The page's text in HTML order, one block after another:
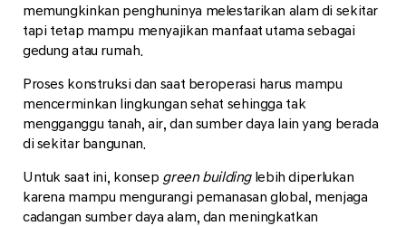
memungkinkan penghuninya melestarikan alam di sekitar
tapi tetap mampu menyajikan manfaat utama sebagai
gedung atau rumah.
Proses konstruksi dan saat beroperasi harus mampu
mencerminkan lingkungan sehat sehingga tak
mengganggu tanah, air, dan sumber daya lain yang berada
di sekitar bangunan.
Untuk saat ini, konsep green buildinglebih diperlukan
karena mampu mengurangi pemanasan global, menjaga
cadangan sumber daya alam, dan meningkatkan